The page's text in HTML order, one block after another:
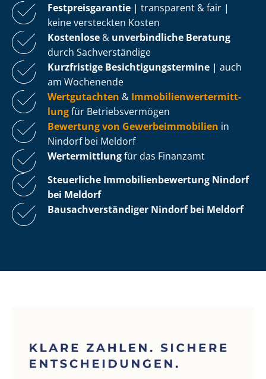
Fest­preis­ga­ran­tie | transparent & fair |
keine versteckten Kosten
Kostenlose & unverbindliche Beratung
durch Sachverständige
Kurzfristige Be­sich­ti­gungs­ter­mi­ne | auch
am Wochenende
Wertgutachten & Im­mo­bi­li­en­wert­ermitt­
lungfür Be­triebs­ver­mö­gen
Bewertung von Ge­wer­be­im­mo­bi­li­en in
Nindorf bei Meldorf
Wertermittlungfür das Finanzamt
Steuerliche Im­mo­bi­li­en­be­wer­tung Nindorf
bei Meldorf
Bau­sach­ver­stän­di­ger Nindorf bei Meldorf